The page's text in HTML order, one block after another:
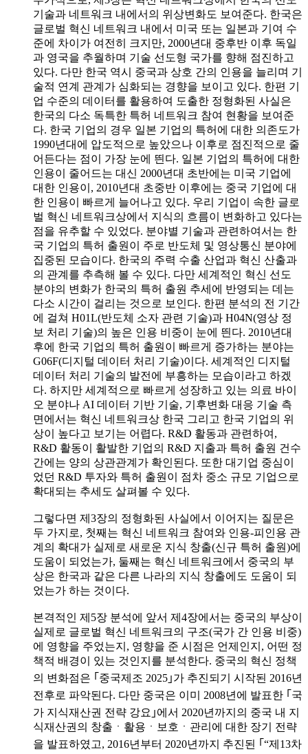
기술과 네트워크 내에서의 위상변화도 보여준다. 한국은
글로벌 혁신 네트워크 내에서 미국 또는 일본과 기여 수
준에 차이가 여전히 크지만, 2000년대 중후반 이후 독일
과 영국을 추월하며 기술 선도형 국가를 향해 점진하고
있다. 다만 한국 역시 중국과 상호 간의 인용을 늘리며 기
술적 연계 관계가 심화되는 경향을 보이고 있다. 한편 기
업 수준의 데이터를 활용하여 도출한 정형화된 사실은
한국의 다소 독특한 특허 네트워크 참여 현황을 보여준
다. 한국 기업의 경우 일본 기업의 특허에 대한 의존도가
1990년대에 압도적으로 높았으나 이후로 점진적으로 줄
어든다는 점이 가장 눈에 띈다. 일본 기업의 특허에 대한
인용이 줄어드는 대신 2000년대 초반에는 미국 기업에
대한 인용이, 2010년대 초중반 이후에는 중국 기업에 대
한 인용이 빠르게 늘어나고 있다. 우리 기업이 속한 글로
벌 혁신 네트워크상에서 지식의 흐름이 변화하고 있다는
점을 유추할 수 있었다. 분야별 기술과 관련하여서는 한
국 기업의 특허 출원이 주로 반도체 및 영상통신 분야에
집중된 모습이다. 한국의 주력 수출 산업과 혁신 산출과
의 관계를 추측해 볼 수 있다. 다만 세계적인 혁신 선도
분야의 변화가 한국의 특허 출원 추세에 반영되는 데는
다소 시간이 걸리는 것으로 보인다. 한편 분석의 전 기간
에 걸쳐 H01L(반도체 소자 관련 기술)과 H04N(영상 정
보 처리 기술)의 높은 인용 비중이 눈에 띈다. 2010년대
후에 한국 기업의 특허 출원이 빠르게 증가하는 분야는
G06F(디지털 데이터 처리 기술)이다. 세계적인 디지털
데이터 처리 기술의 발전에 부흥하는 모습이라고 하겠
다. 하지만 세계적으로 빠르게 성장하고 있는 의료 바이
오 분야나 AI 데이터 기반 기술, 기후변화 대응 기술 측
면에서는 혁신 네트워크상 한국 그리고 한국 기업의 위
상이 높다고 보기는 어렵다. R&D 활동과 관련하여,
R&D 활동이 활발한 기업의 R&D 지출과 특허 출원 건수
간에는 양의 상관관계가 확인된다. 또한 대기업 중심이
었던 R&D 투자와 특허 출원이 점차 중소 규모 기업으로
확대되는 추세도 살펴볼 수 있다.
그렇다면 제3장의 정형화된 사실에서 이어지는 질문은
두 가지로, 첫째는 혁신 네트워크 참여와 인용-피인용 관
계의 확대가 실제로 새로운 지식 창출(신규 특허 출원)에
도움이 되었는가, 둘째는 혁신 네트워크에서 중국의 부
상은 한국과 같은 다른 나라의 지식 창출에도 도움이 되
었는가 하는 것이다.
본격적인 제5장 분석에 앞서 제4장에서는 중국의 부상이
실제로 글로벌 혁신 네트워크의 구조(국가 간 인용 비중)
에 영향을 주었는지, 영향을 준 시점은 언제인지, 어떤 정
책적 배경이 있는 것인지를 분석한다. 중국의 혁신 정책
의 변화점은 ｢중국제조 2025｣가 추진되기 시작된 2016년
전후로 파악된다. 다만 중국은 이미 2008년에 발표한 ｢국
가 지식재산권 전략 강요｣에서 2020년까지의 중국 내 지
식재산권의 창출ㆍ활용ㆍ보호ㆍ관리에 대한 장기 전략
을 발표하였고, 2016년부터 2020년까지 추진된 ｢“제13차